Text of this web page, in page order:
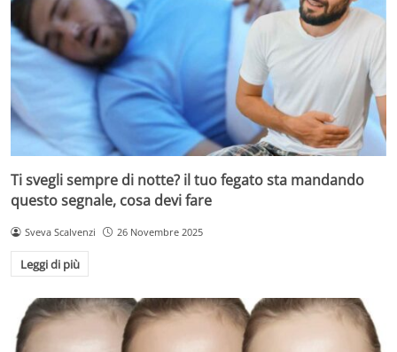
Ti svegli sempre di notte? il tuo fegato sta mandando
questo segnale, cosa devi fare
Sveva Scalvenzi 26 Novembre 2025
Leggi di più